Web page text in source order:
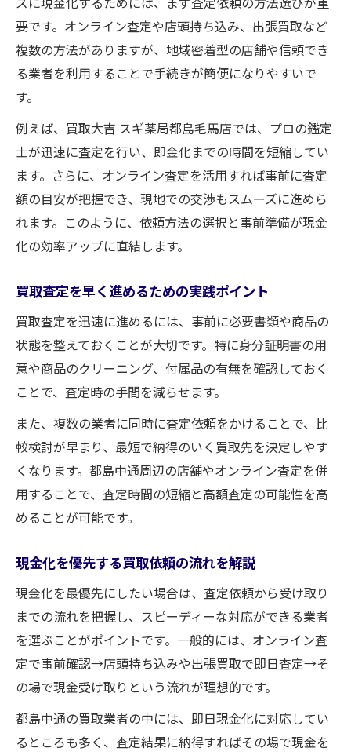
要です。オンライン査定や店頭持ち込み、出張買取など
複数の方法がありますが、地域密着型の店舗や信頼でき
る業者を利用することで手続きが簡便になりやすいで
す。
例えば、買取大吉 スギ薬局都島毛馬店では、プロの鑑定
士が迅速に査定を行い、即金化までの時間を短縮してい
ます。さらに、オンライン査定を活用すれば事前に査定
額の目安が把握でき、現地での交渉もスムーズに進めら
れます。このように、依頼方法の選択と事前準備が現金
化の効率アップに直結します。
買取査定を早く進めるための実践ポイント
買取査定を迅速に進めるには、事前に必要書類や商品の
状態を整えておくことが大切です。特に身分証明書の用
意や商品のクリーニング、付属品の有無を確認しておく
ことで、査定時の手間を減らせます。
また、複数の業者に同時に査定依頼をかけることで、比
較検討が早まり、最短で納得のいく買取先を決定しやす
くなります。都島中通周辺の店舗やオンライン査定を併
用することで、査定時間の短縮と高額査定の可能性を高
めることが可能です。
現金化を優先する買取依頼の流れを解説
現金化を最優先にしたい場合は、査定依頼から受け取り
までの流れを把握し、スピーディーな対応ができる業者
を選ぶことがポイントです。一般的には、オンライン査
定で事前確認→店頭持ち込みや出張買取で即日査定→そ
の場で現金受け取りという流れが理想的です。
都島中通の買取業者の中には、即日現金化に対応してい
るところも多く、査定結果に納得すればその場で現金を